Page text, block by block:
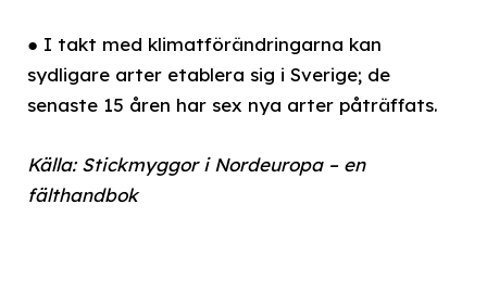
● I takt med klimatförändringarna kan
sydligare arter etablera sig i Sverige; de
senaste 15 åren har sex nya arter påträffats.
Källa: Stickmyggor i Nordeuropa – en
fälthandbok